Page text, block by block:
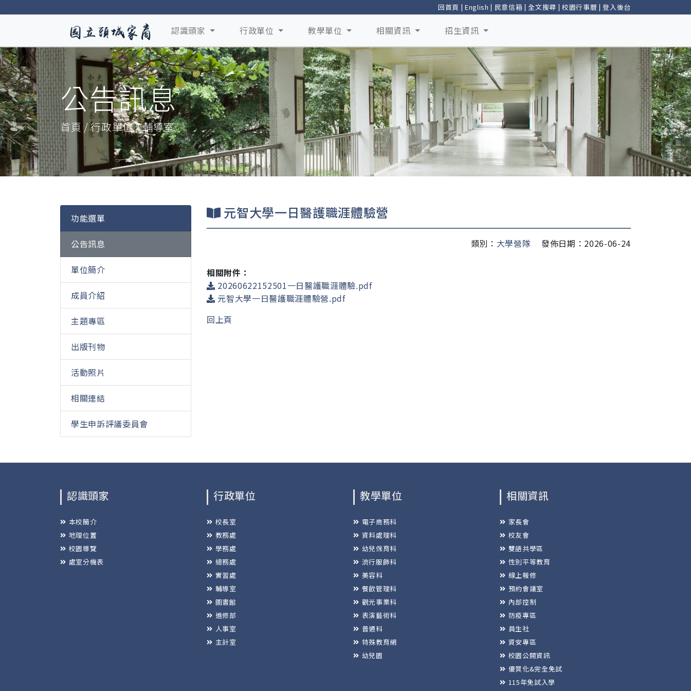
回首頁 | English | 民意信箱 |全文搜尋 | 校園行事曆 |登入後台
認識頭家 行政單位 教學單位 相關資訊 招生資訊
公告訊息
首頁 / 行政單位 / 輔導室
功能選單
公告訊息
單位簡介
成員介紹
主題專區
出版刊物
活動照片
相關連結
學生申訴評議委員會
元智大學一日醫護職涯體驗營
類別： 大學營隊 發佈日期：2026-06-24
相關附件：
20260622152501一日醫護職涯體驗.pdf
元智大學一日醫護職涯體驗營.pdf
回上頁
認識頭家
本校簡介
地理位置
校園導覽
處室分機表
行政單位
校長室
教務處
學務處
總務處
實習處
輔導室
圖書館
進修部
人事室
主計室
教學單位
電子商務科
資料處理科
幼兒保育科
流行服飾科
美容科
餐飲管理科
觀光事業科
表演藝術科
普通科
特殊教育網
幼兒園
相關資訊
家長會
校友會
雙語共學區
性別平等教育
線上報修
預約會議室
內部控制
防疫專區
員生社
資安專區
校園公開資訊
優質化&完全免試
115年免試入學